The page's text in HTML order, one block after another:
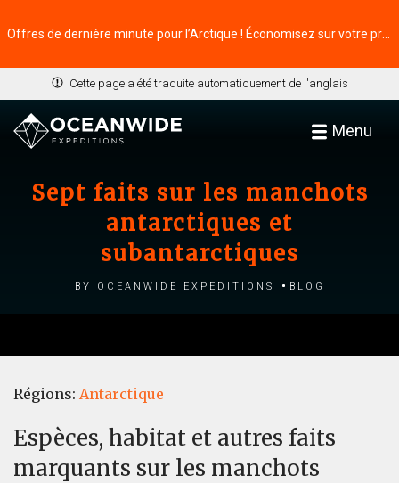
Cette page a été traduite automatiquement de l'anglais
Menu
Sept faits sur les manchots
antarctiques et
subantarctiques
by Oceanwide Expeditions Blog
Régions: Antarctique
Espèces, habitat et autres faits
marquants sur les manchots